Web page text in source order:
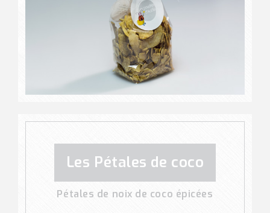
Les Pétales de coco
Pétales de noix de coco épicées